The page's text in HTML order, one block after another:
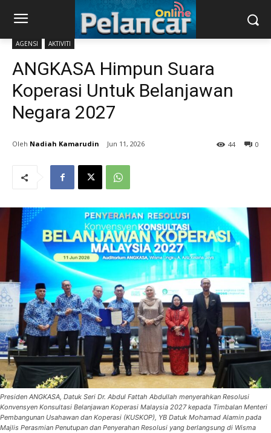
AGENSI AKTIVITI
ANGKASA Himpun Suara
Koperasi Untuk Belanjawan
Negara 2027
Nadiah Kamarudin Jun 11, 2026 0
44
Presiden ANGKASA, Datuk Seri Dr. Abdul Fattah Abdullah menyerahkan Resolusi
Konvensyen Konsultasi Belanjawan Koperasi Malaysia 2027 kepada Timbalan Menteri
Pembangunan Usahawan dan Koperasi (KUSKOP), YB Datuk Mohamad Alamin pada
Majlis Perasmian Penutupan dan Penyerahan Resolusi yang berlangsung di Wisma